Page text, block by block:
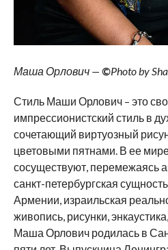
Маша Орлович — ©Photo by
Стиль Маши Орлович – это
импрессионистский стиль в
сочетающий виртуозный
цветовыми пятнами. В ее
сосуществуют, перемежаясь
санкт-петербургская
Армении, израильская
живопись, рисунки,
Маша Орлович родилась в